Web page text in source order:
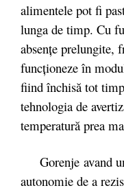
alimentele pot fi
lunga de timp. Cu
absențe prelungite,
funcționeze în
fiind închisă tot
tehnologia de
temperatură prea
Gorenje avand
autonomie de a